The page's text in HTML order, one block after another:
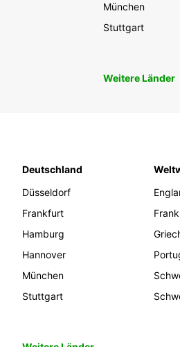
München
Stuttgart
Weitere Länder
Deutschland
Düsseldorf
Frankfurt
Hamburg
Hannover
München
Stuttgart